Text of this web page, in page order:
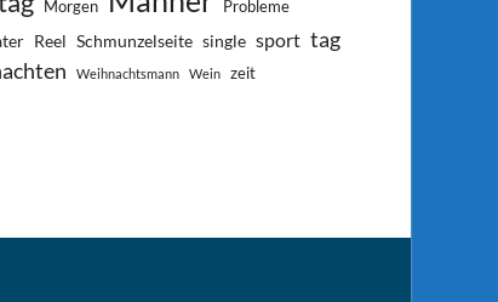
Morgen Probleme
Reel Schmunzelseite single sport tag
Weihnachtsmann Wein zeit